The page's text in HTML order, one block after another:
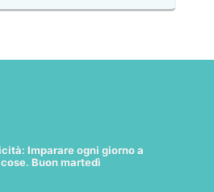
Imparare ogni giorno a
Buon martedì